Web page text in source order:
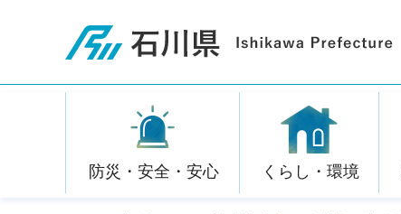
石川県
防災・安全・安心 くらし・環境